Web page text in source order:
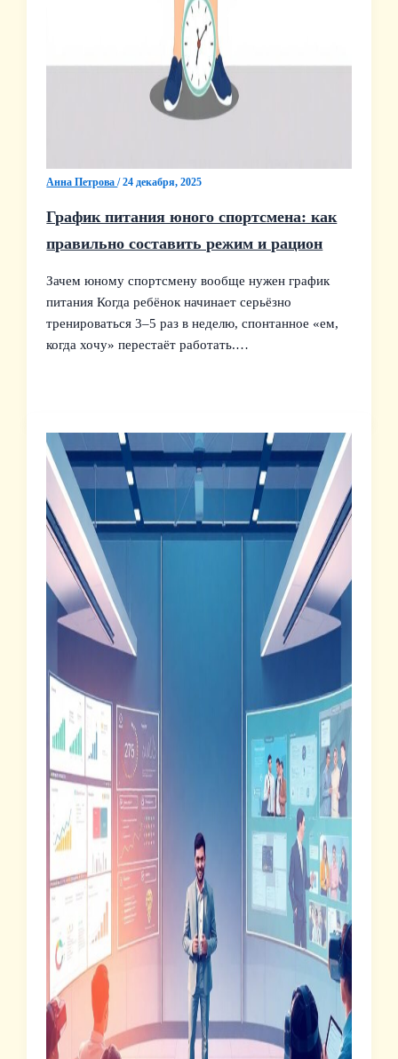
Анна Петрова/24 декабря, 2025
График питания юного спортсмена: как
правильно составить режим и рацион
Зачем юному спортсмену вообще нужен график
питания Когда ребёнок начинает серьёзно
тренироваться 3–5 раз в неделю, спонтанное «ем,
когда хочу» перестаёт работать.…